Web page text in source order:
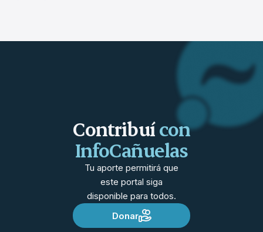
Contribuícon
InfoCañuelas
Tu aporte permitirá que
este portal siga
disponible para todos.
Donar